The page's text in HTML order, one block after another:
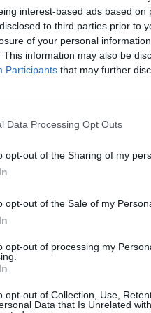
interest-based ads based
to third parties prior to
of your personal
This information may also be
Participants that may further
Data Processing Opt Outs
opt-out of the Sharing of my
opt-out of the Sale of my
opt-out of processing my
opt-out of Collection, Use,
Data that Is Unrelated
a fenti
pontjai eltérő
az esetben
akkor a levegő
légáramlás eltérül
az elvi iránytól a szél
majd Keleti lesz.
majd Nyugati lesz.